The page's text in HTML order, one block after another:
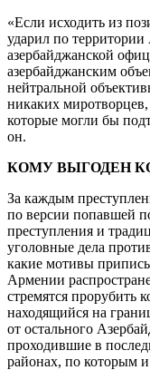
«Если исходить из
ударил по
азербайджанской
азербайджанским
нейтральной
никаких миротворцев,
которые могли бы
он.
КОМУ ВЫГОДЕН
За каждым
по версии попавшей
преступления и
уголовные дела
какие мотивы
Армении
стремятся прорубить
находящийся на
от остального
проходившие в
районах, по которым